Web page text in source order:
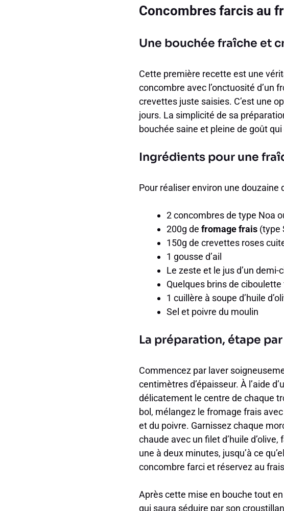
Concombres farcis au
Une bouchée fraîche et
Cette première recette est une
concombre avec l’onctuosité d’un
crevettes juste saisies. C’est une
jours. La simplicité de sa
bouchée saine et pleine de goût
Ingrédients pour une
Pour réaliser environ une
2 concombres de type Noa
200g de fromage frais (type
150g de crevettes roses
1 gousse d’ail
Le zeste et le jus d’un
Quelques brins de ciboulette
1 cuillère à soupe d’huile
Sel et poivre du moulin
La préparation, étape
Commencez par laver
centimètres d’épaisseur. À l’aide
délicatement le centre de chaque
bol, mélangez le fromage frais
et du poivre. Garnissez chaque
chaude avec un filet d’huile
une à deux minutes, jusqu’à ce
concombre farci et réservez au
Après cette mise en bouche tout
qui saura séduire par son